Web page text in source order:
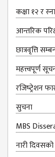
TRACER
STUDY
REPORT
JOURNAL &
BULLETIN
BROCHURE
PROSPECTUS
CURRICULUM
SYLLABUS
कक्षा १२ र
आन्‍तरिक
छात्रवृत्ति
महत्त्वपूर्ण
रजिष्‍ट्रेशन
सुचना
MBS
नारी